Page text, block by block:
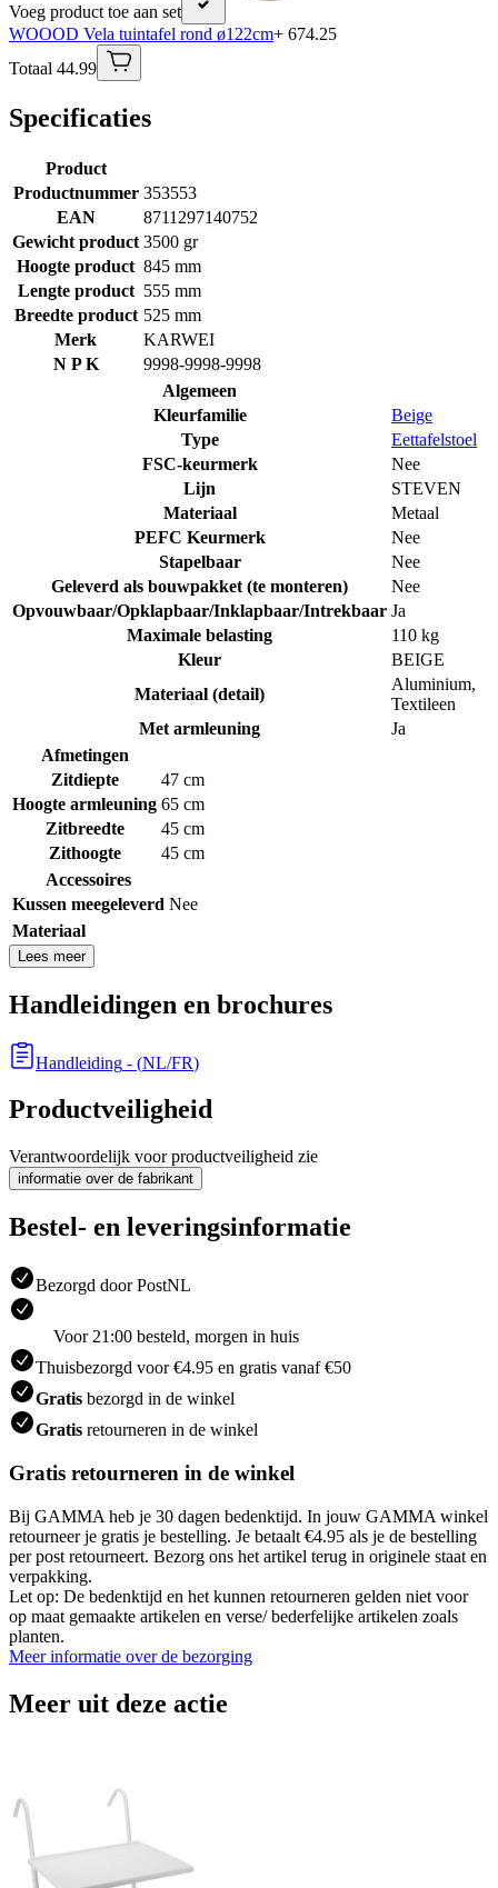
Voeg product toe aan set
WOOOD Vela tuintafel rond ø122cm+ 674.25
Totaal 44.99
Specificaties
Product
Productnummer 353553
EAN
8711297140752
Gewicht product 3500 gr
Hoogte product 845 mm
Lengte product 555 mm
Breedte product 525 mm
Merk
KARWEI
N P K
9998-9998-9998
Algemeen
Kleurfamilie
Beige
Type
Eettafelstoel
FSC-keurmerk
Nee
Lijn
STEVEN
Materiaal
Metaal
PEFC Keurmerk
Nee
Stapelbaar
Nee
Geleverd als bouwpakket (te monteren)
Nee
Opvouwbaar/Opklapbaar/Inklapbaar/Intrekbaar Ja
Maximale belasting
110 kg
Kleur
BEIGE
Materiaal (detail)
Aluminium,
Textileen
Met armleuning
Ja
Afmetingen
Zitdiepte
47 cm
Hoogte armleuning 65 cm
Zitbreedte
45 cm
Zithoogte
45 cm
Accessoires
Kussen meegeleverd Nee
Materiaal
Lees meer
Handleidingen en brochures
Handleiding - (NL/FR)
Productveiligheid
Verantwoordelijk voor productveiligheid zie
informatie over de fabrikant
Bestel- en leveringsinformatie
Bezorgd door PostNL
Voor 21:00 besteld, morgen in huis
Thuisbezorgd voor €4.95 en gratis vanaf €50
Gratis bezorgd in de winkel
Gratis retourneren in de winkel
Gratis retourneren in de winkel
Bij GAMMA heb je 30 dagen bedenktijd. In jouw GAMMA winkel
retourneer je gratis je bestelling. Je betaalt €4.95 als je de bestelling
per post retourneert. Bezorg ons het artikel terug in originele staat en
verpakking.
Let op: De bedenktijd en het kunnen retourneren gelden niet voor
op maat gemaakte artikelen en verse/ bederfelijke artikelen zoals
planten.
Meer informatie over de bezorging
Meer uit deze actie